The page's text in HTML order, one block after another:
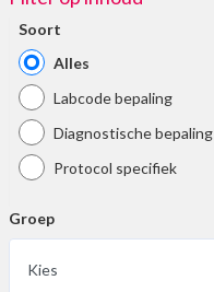
Soort
Alles
Labcode bepaling
Diagnostische bepaling
Protocol specifiek
Groep
Kies